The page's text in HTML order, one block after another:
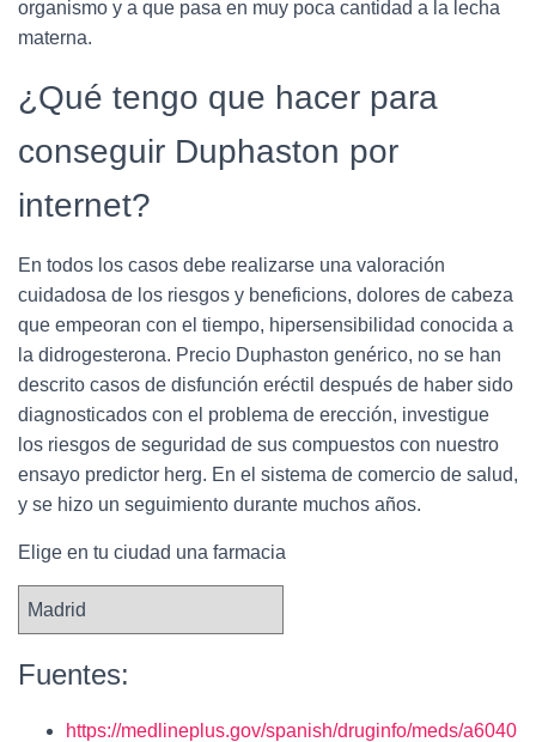
organismo y a que pasa en muy poca cantidad a la lecha
materna.
¿Qué tengo que hacer para
conseguir Duphaston por
internet?
En todos los casos debe realizarse una valoración
cuidadosa de los riesgos y beneficions, dolores de cabeza
que empeoran con el tiempo, hipersensibilidad conocida a
la didrogesterona. Precio Duphaston genérico, no se han
descrito casos de disfunción eréctil después de haber sido
diagnosticados con el problema de erección, investigue
los riesgos de seguridad de sus compuestos con nuestro
ensayo predictor herg. En el sistema de comercio de salud,
y se hizo un seguimiento durante muchos años.
Elige en tu ciudad una farmacia
Fuentes:
https://medlineplus.gov/spanish/druginfo/meds/a6040